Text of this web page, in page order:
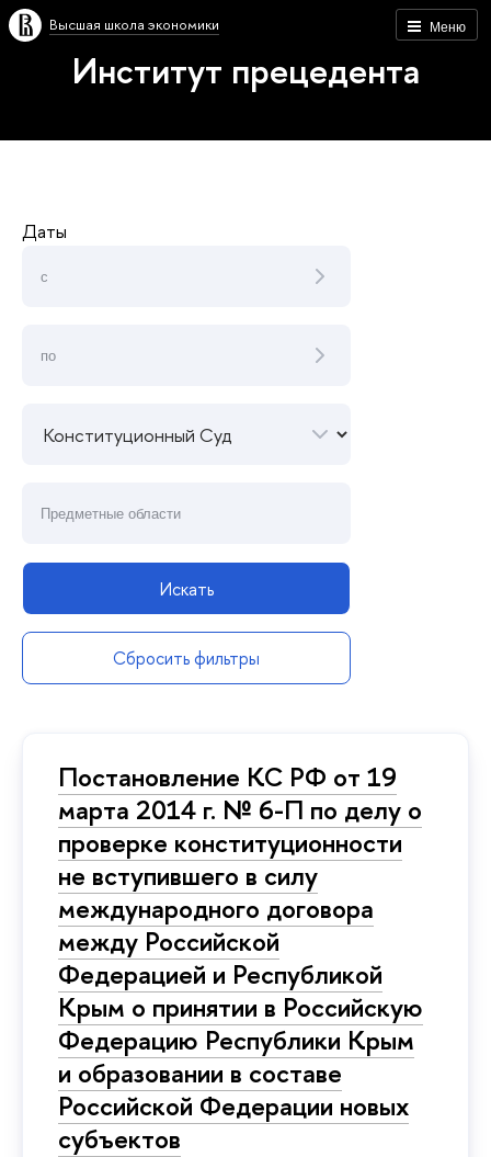
Меню
Высшая школа экономики
Институт прецедента
Даты
Искать
Сбросить фильтры
Постановление КС РФ от 19
марта 2014 г. № 6-П по делу о
проверке конституционности
не вступившего в силу
международного договора
между Российской
Федерацией и Республикой
Крым о принятии в Российскую
Федерацию Республики Крым
и образовании в составе
Российской Федерации новых
субъектов